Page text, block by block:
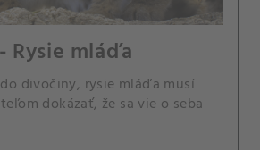
Rysie mláďa
divočiny, rysie mláďa musí
dokázať, že sa vie o seba